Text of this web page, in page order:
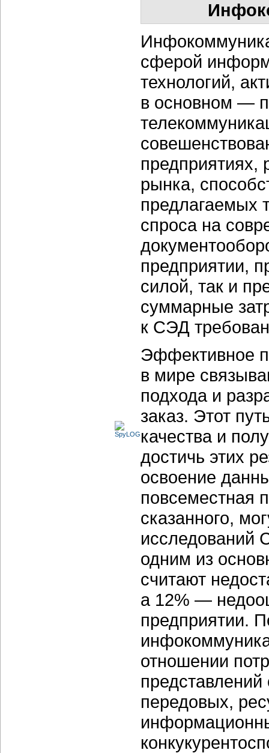
сферой
технологий,
в основном —
предприятиях,
рынка,
предлагаемых
спроса на
предприятии,
силой, так и
суммарные
к СЭД
Эффективное
в мире
подхода и
заказ. Этот
качества и
достичь этих
освоение
повсеместная
сказанного,
исследований
одним из
считают
а 12% —
предприятии.
отношении
передовых,